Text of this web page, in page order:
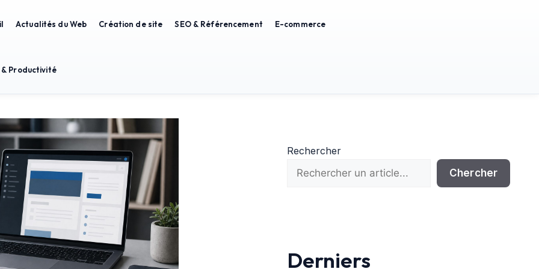
Actualités du Web Création de site SEO & Référencement E-commerce
Productivité
Rechercher
Chercher
Derniers